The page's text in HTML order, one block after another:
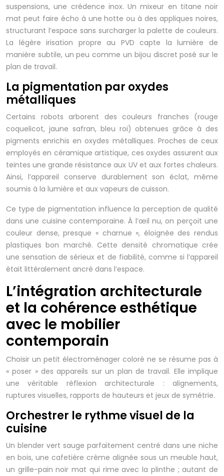
suspensions, une crédence inox. Un mixeur en titane noir
mat peut faire écho à une hotte ou à des appliques noires,
structurant l’espace sans surcharger la palette de couleurs.
La légère irisation propre au PVD capte la lumière de
manière subtile, un peu comme un bijou discret posé sur le
plan de travail.
La pigmentation par oxydes
métalliques
Certains robots arborent des couleurs franches (rouge
coquelicot, jaune safran, bleu roi) obtenues grâce à des
pigments enrichis en oxydes métalliques. Proches de ceux
employés en céramique artistique, ces oxydes assurent aux
teintes une grande résistance aux UV et aux fortes chaleurs.
Ainsi, l’appareil conserve durablement son éclat, même
soumis à la lumière et aux vapeurs de cuisson.
Ce type de pigmentation influence la perception de qualité
dans une cuisine contemporaine. À l’œil nu, on perçoit une
couleur dense, presque « charnue », éloignée des rendus
plastiques bon marché. Cette densité chromatique crée
une sensation de sérieux et de fiabilité, comme si l’appareil
était littéralement ancré dans l’espace.
L’intégration architecturale
et la cohérence esthétique
avec le mobilier
contemporain
Choisir un petit électroménager coloré ne se résume pas à
« poser » des appareils sur un plan de travail. Elle implique
une véritable réflexion architecturale : alignements,
ruptures visuelles, rapports de hauteurs et jeux de symétrie.
Orchestrer le rythme visuel de la
cuisine
Un blender vert sauge parfaitement centré dans une niche
en bois, une cafetière crème alignée sous un meuble haut,
un grille-pain noir mat qui rime avec la plinthe ; autant de